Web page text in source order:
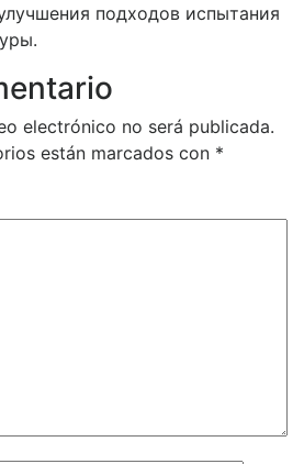
подходов испытания
electrónico no será publicada.
están marcados con *